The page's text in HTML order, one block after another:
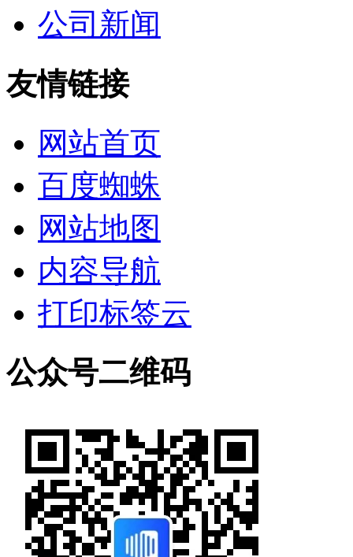
公司新闻
友情链接
网站首页
百度蜘蛛
网站地图
内容导航
打印标签云
公众号二维码